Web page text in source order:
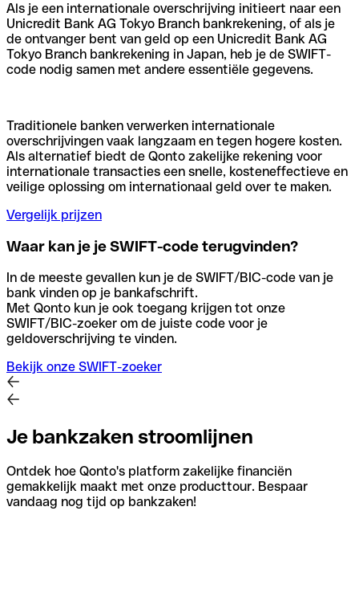
Als je een internationale overschrijving initieert naar een
Unicredit Bank AG Tokyo Branch bankrekening, of als je
de ontvanger bent van geld op een Unicredit Bank AG
Tokyo Branch bankrekening in Japan, heb je de SWIFT-
code nodig samen met andere essentiële gegevens.
Traditionele banken verwerken internationale
overschrijvingen vaak langzaam en tegen hogere kosten.
Als alternatief biedt de Qonto zakelijke rekening voor
internationale transacties een snelle, kosteneffectieve en
veilige oplossing om internationaal geld over te maken.
Vergelijk prijzen
Waar kan je je SWIFT-code terugvinden?
In de meeste gevallen kun je de SWIFT/BIC-code van je
bank vinden op je bankafschrift.
Met Qonto kun je ook toegang krijgen tot onze
SWIFT/BIC-zoeker om de juiste code voor je
geldoverschrijving te vinden.
Bekijk onze SWIFT-zoeker
Je bankzaken stroomlijnen
Ontdek hoe Qonto's platform zakelijke financiën
gemakkelijk maakt met onze producttour. Bespaar
vandaag nog tijd op bankzaken!